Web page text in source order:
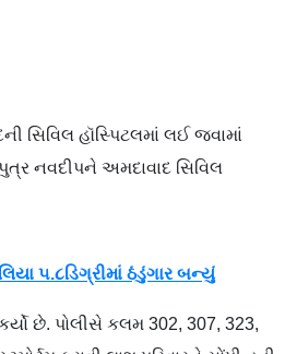
સિવિલ હૉસ્પિટલમાં લઈ જવામાં
નવદીપને અમદાવાદ સિવિલ
૫.૮ડિગ્રીમાં ઠંડુંગાર બન્યું
છે. પોલીસે કલમ 302, 307, 323,